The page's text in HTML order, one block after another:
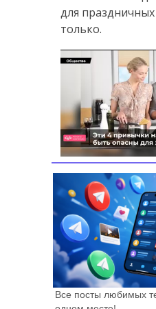
для
только.
Все посты любимых